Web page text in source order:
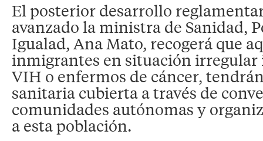
El posterior desarrollo
avanzado la ministra de Sanidad,
Igualad, Ana Mato, recogerá que
inmigrantes en situación irregular
VIH o enfermos de cáncer,
sanitaria cubierta a través de
comunidades autónomas y
a esta población.